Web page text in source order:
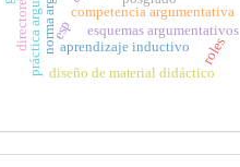
competencia argumentativa
esquemas argumentativos
aprendizaje inductivo
diseño de material didáctico
esp
roles